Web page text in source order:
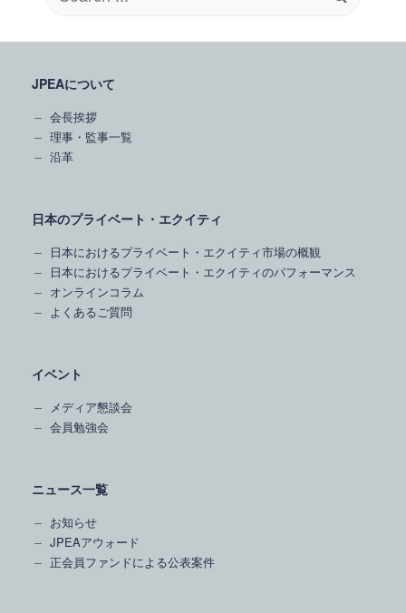
for:
JPEAについて
会長挨拶
理事・監事一覧
沿革
日本のプライベート・エクイティ
日本におけるプライベート・エクイティ市場の概観
日本におけるプライベート・エクイティのパフォーマンス
オンラインコラム
よくあるご質問
イベント
メディア懇談会
会員勉強会
ニュース一覧
お知らせ
JPEAアウォード
正会員ファンドによる公表案件